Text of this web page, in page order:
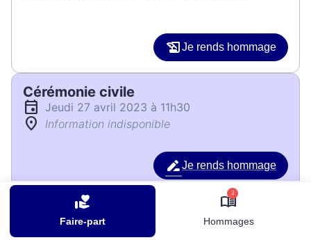
Faire-part
3
Hommages
Je rends hommage
Cérémonie civile
jeudi 27 avril 2023 à 11h30
Information indisponible
Je rends hommage
Déroulé des obsèques
Les informations sur la cérémonie seront